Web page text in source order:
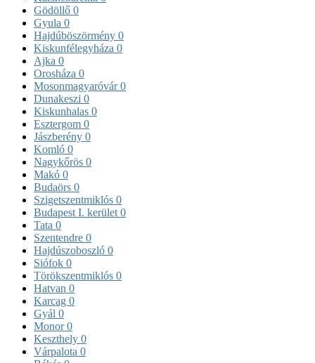
Gödöllő 0
Gyula 0
Hajdúböszörmény 0
Kiskunfélegyháza 0
Ajka 0
Orosháza 0
Mosonmagyaróvár0
Dunakeszi 0
Kiskunhalas 0
Esztergom 0
Jászberény 0
Komló 0
Nagykőrös 0
Makó 0
Budaörs 0
Szigetszentmiklós 0
Budapest I. kerület 0
Tata 0
Szentendre 0
Hajdúszoboszló 0
Siófok 0
Törökszentmiklós 0
Hatvan 0
Karcag 0
Gyál 0
Monor0
Keszthely 0
Várpalota 0